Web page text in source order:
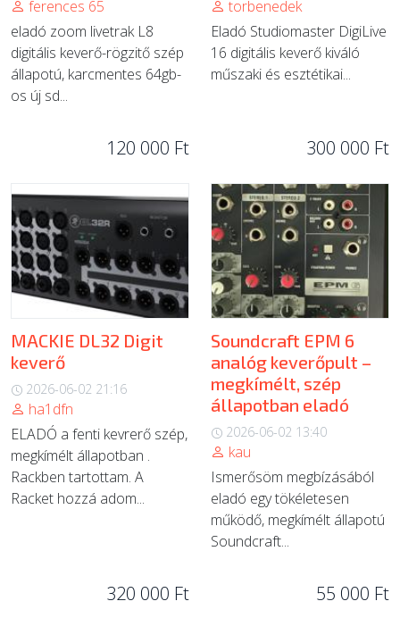
ferences 65
eladó zoom livetrak L8
digitális keverő-rögzitő szép
állapotú, karcmentes 64gb-
os új sd...
120 000 Ft
torbenedek
Eladó Studiomaster DigiLive
16 digitális keverő kiváló
műszaki és esztétikai...
300 000 Ft
MACKIE DL32 Digit
keverő
2026-06-02 21:16
ha1dfn
ELADÓ a fenti kevrerő szép,
megkímélt állapotban .
Rackben tartottam. A
Racket hozzá adom...
320 000 Ft
Soundcraft EPM 6
analóg keverőpult –
megkímélt, szép
állapotban eladó
2026-06-02 13:40
kau
Ismerősöm megbízásából
eladó egy tökéletesen
működő, megkímélt állapotú
Soundcraft...
55 000 Ft